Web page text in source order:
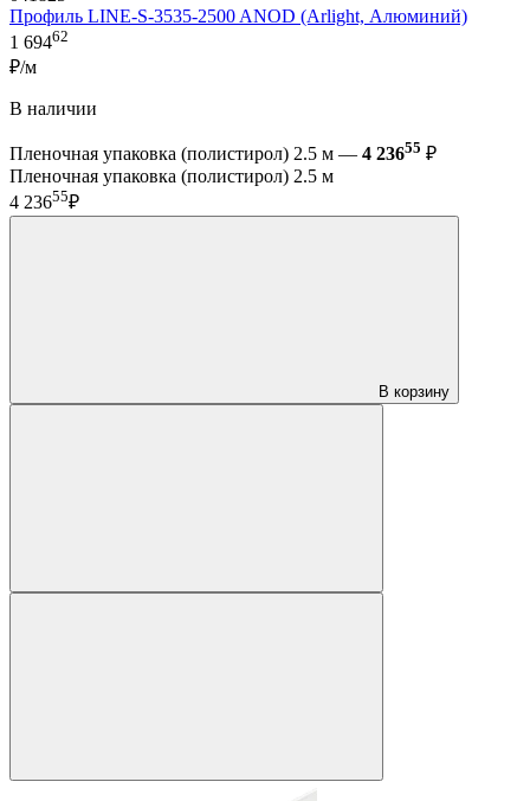
Профиль LINE-S-3535-2500 ANOD (Arlight, Алюминий)
1 69462
₽/м
В наличии
Пленочная упаковка (полистирол) 2.5 м — 4 23655 ₽
Пленочная упаковка (полистирол) 2.5 м
4 23655₽
В корзину